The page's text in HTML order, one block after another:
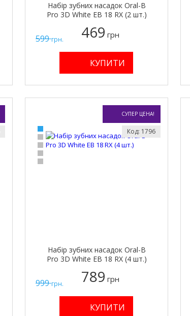
599грн.
Набір зубних насадок Oral-B
Pro 3D White EB 18 RX (2 шт.)
469 грн
СУПЕР ЦЕНА!
999грн.
Набір зубних насадок Oral-B
Pro 3D White EB 18 RX (4 шт.)
Код: 1796
789 грн